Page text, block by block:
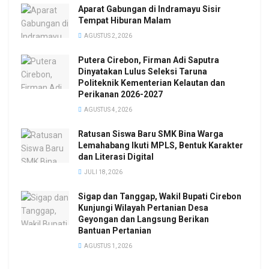
Aparat Gabungan di Indramayu Sisir
Tempat Hiburan Malam
AGUSTUS 2, 2026
Putera Cirebon, Firman Adi Saputra
Dinyatakan Lulus Seleksi Taruna
Politeknik Kementerian Kelautan dan
Perikanan 2026-2027
AGUSTUS 4, 2026
Ratusan Siswa Baru SMK Bina Warga
Lemahabang Ikuti MPLS, Bentuk Karakter
dan Literasi Digital
JULI 18, 2026
Sigap dan Tanggap, Wakil Bupati Cirebon
Kunjungi Wilayah Pertanian Desa
Geyongan dan Langsung Berikan
Bantuan Pertanian
AGUSTUS 1, 2026